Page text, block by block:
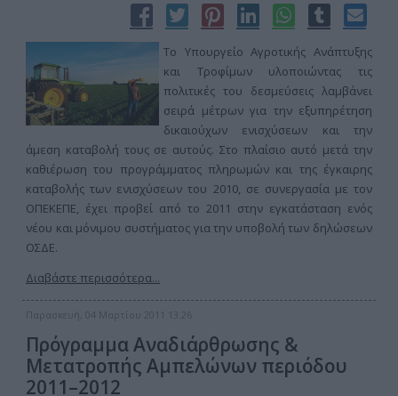
Το Υπουργείο Αγροτικής Ανάπτυξης
και Τροφίμων υλοποιώντας τις
πολιτικές του δεσμεύσεις λαμβάνει
σειρά μέτρων για την εξυπηρέτηση
δικαιούχων ενισχύσεων και την
άμεση καταβολή τους σε αυτούς. Στο πλαίσιο αυτό μετά την
καθιέρωση του προγράμματος πληρωμών και της έγκαιρης
καταβολής των ενισχύσεων του 2010, σε συνεργασία με τον
ΟΠΕΚΕΠΕ, έχει προβεί από το 2011 στην εγκατάσταση ενός
νέου και μόνιμου συστήματος για την υποβολή των δηλώσεων
ΟΣΔΕ.
Διαβάστε περισσότερα...
Παρασκευή, 04 Μαρτίου 2011 13:26
Πρόγραμμα Αναδιάρθρωσης &
Μετατροπής Αμπελώνων περιόδου
2011–2012